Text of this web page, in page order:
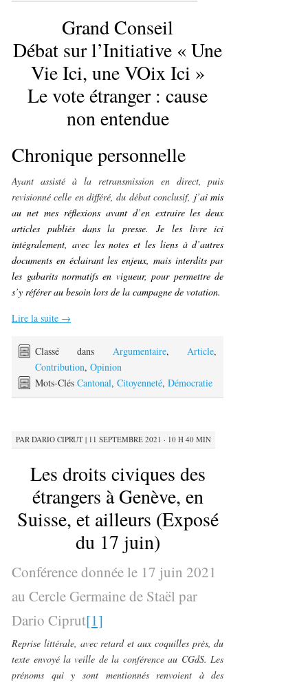
Grand Conseil
Débat sur l’Initiative « Une
Vie Ici, une VOix Ici »
Le vote étranger : cause
non entendue
Chronique personnelle
Ayant assisté à la retransmission en direct, puis
revisionné celle en différé, du débat conclusif, j’ai mis
au net mes réflexions avant d’en extraire les deux
articles publiés dans la presse. Je les livre ici
intégralement, avec les notes et les liens à d’autres
documents en éclairant les enjeux, mais interdits par
les gabarits normatifs en vigueur, pour permettre de
s’y référer au besoin lors de la campagne de votation.
Lire la suite →
Classé dans Argumentaire,Article,
Contribution,Opinion
Mots-ClésCantonal,Citoyenneté,Démocratie
PAR DARIO CIPRUT | 11 SEPTEMBRE 2021 · 10 H 40 MIN
Les droits civiques des
étrangers à Genève, en
Suisse, et ailleurs (Exposé
du 17 juin)
Conférence donnée le 17 juin 2021
au Cercle Germaine de Staël par
Dario Ciprut[1]
Reprise littérale, avec retard et aux coquilles près, du
texte envoyé la veille de la conférence au CGdS. Les
prénoms qui y sont mentionnés renvoient à des